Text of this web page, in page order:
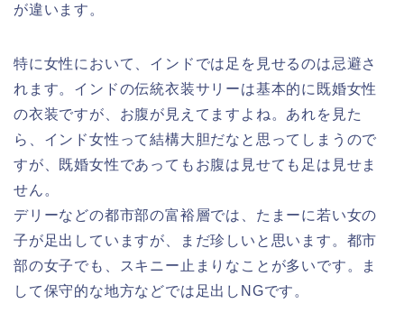
が違います。
特に女性において、インドでは足を見せるのは忌避さ
れます。インドの伝統衣装サリーは基本的に既婚女性
の衣装ですが、お腹が見えてますよね。あれを見た
ら、インド女性って結構大胆だなと思ってしまうので
すが、既婚女性であってもお腹は見せても足は見せま
せん。
デリーなどの都市部の富裕層では、たまーに若い女の
子が足出していますが、まだ珍しいと思います。都市
部の女子でも、スキニー止まりなことが多いです。ま
して保守的な地方などでは足出しNGです。